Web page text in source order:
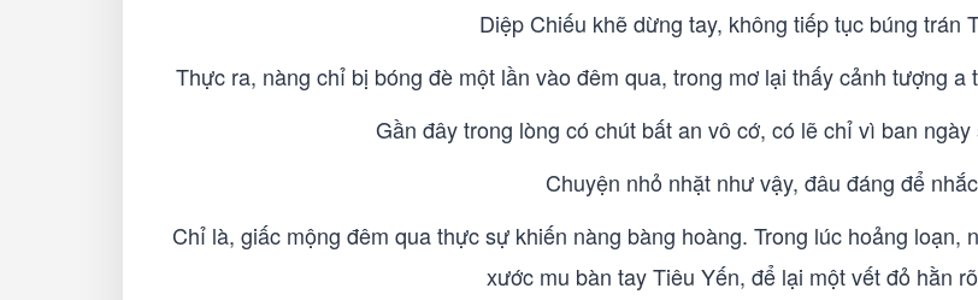
Diệp Chiếu khẽ dừng tay, không tiếp tục búng trán
Thực ra, nàng chỉ bị bóng đè một lần vào đêm qua, trong mơ lại thấy cảnh tượng
Gần đây trong lòng có chút bất an vô cớ, có lẽ chỉ vì ban
Chuyện nhỏ nhặt như vậy, đâu đáng để
Chỉ là, giấc mộng đêm qua thực sự khiến nàng bàng hoàng. Trong lúc hoảng
xước mu bàn tay Tiêu Yến, để lại một vết đỏ hằn